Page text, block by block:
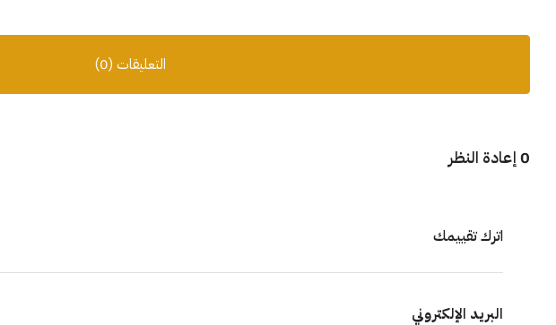
التعليقات (0)
0 إعادة النظر
اترك تقييمك
البريد الإلكتروني